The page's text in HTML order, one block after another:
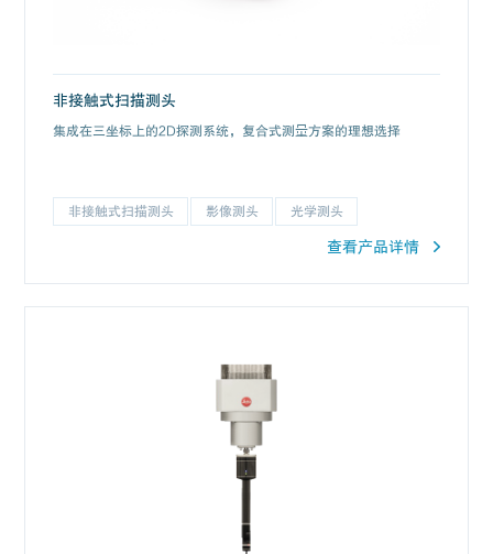
非接触式扫描测头
集成在三坐标上的2D探测系统，复合式测量方案的理想选择
非接触式扫描测头 影像测头 光学测头
查看产品详情